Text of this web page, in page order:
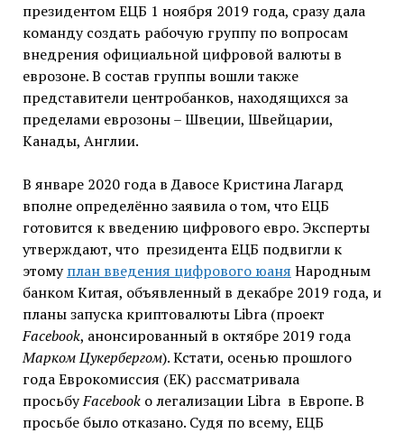
президентом ЕЦБ 1 ноября 2019 года, сразу дала
команду создать рабочую группу по вопросам
внедрения официальной цифровой валюты в
еврозоне. В состав группы вошли также
представители центробанков, находящихся за
пределами еврозоны – Швеции, Швейцарии,
Канады, Англии.
В январе 2020 года в Давосе Кристина Лагард
вполне определённо заявила о том, что ЕЦБ
готовится к введению цифрового евро. Эксперты
утверждают, что президента ЕЦБ подвигли к
этомуплан введения цифрового юаня Народным
банком Китая, объявленный в декабре 2019 года, и
планы запуска криптовалюты Libra (проект
Facebook, анонсированный в октябре 2019 года
Марком Цукербергом). Кстати, осенью прошлого
года Еврокомиссия (ЕК) рассматривала
просьбуFacebookо легализации Libra в Европе. В
просьбе было отказано. Судя по всему, ЕЦБ